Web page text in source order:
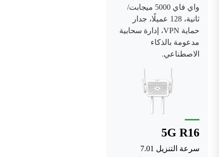
واي فاي 5000 ميجابت/
ثانية، 128 عميلًا، جدار
حماية VPN، إدارة سحابية
مدعومة بالذكاء
الاصطناعي.
5G R16
سرعة التنزيل 7.01